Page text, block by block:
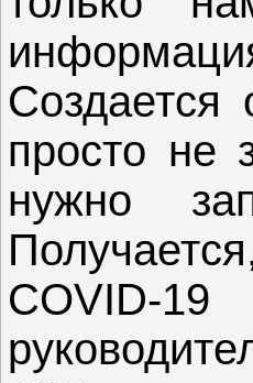
Создается
просто не
нужно
COVID-